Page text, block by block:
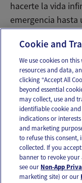
hacerte la vida
emergencia
Email Text
OUR APPS
FOLLOW US
Cookie and
We use cookies on
resources and data,
clicking “Accept All
beyond essential
may collect, use and
identifiable cookie
indications or
and marketing
to refuse this consent,
collected. If you
banner to revoke
see our Non-App
marketing site) or our